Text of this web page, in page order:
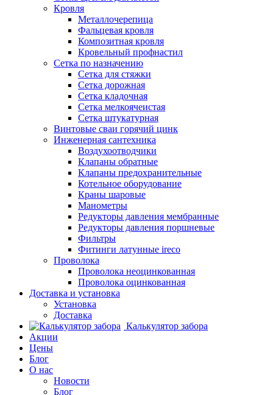
Кровля
Металлочерепица
Фальцевая кровля
Композитная кровля
Кровельный профнастил
Сетка по назначению
Сетка для стяжки
Сетка дорожная
Сетка кладочная
Сетка мелкоячеистая
Сетка штукатурная
Винтовые сваи горячий цинк
Инженерная сантехника
Воздухоотводчики
Клапаны обратные
Клапаны предохранительные
Котельное оборудование
Краны шаровые
Манометры
Редукторы давления мембранные
Редукторы давления поршневые
Фильтры
Фитинги латунные ireco
Проволока
Проволока неоцинкованная
Проволока оцинкованная
Доставка и установка
Установка
Доставка
Калькулятор забора
Акции
Цены
Блог
О нас
Новости
Блог